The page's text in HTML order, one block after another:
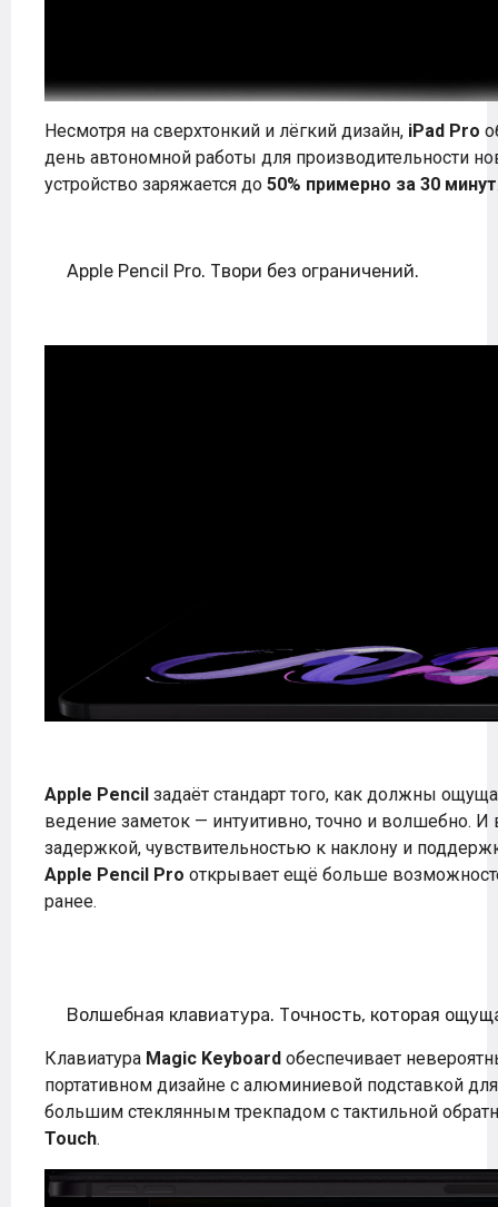
Несмотря на сверхтонкий и лёгкий дизайн, iPad Pro
день автономной работы для производительности
устройство заряжается до 50% примерно за 30 минут
Apple Pencil Pro. Твори без ограничений.
Apple Pencil задаёт стандарт того, как должны
ведение заметок — интуитивно, точно и волшебно. И
задержкой, чувствительностью к наклону и
Apple Pencil Pro открывает ещё больше
ранее.
Волшебная клавиатура. Точность, которая
Клавиатура Magic Keyboard обеспечивает
портативном дизайне с алюминиевой подставкой
большим стеклянным трекпадом с тактильной
Touch.